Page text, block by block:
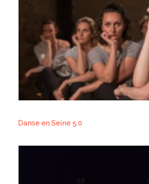
Danse en Seine 5.0